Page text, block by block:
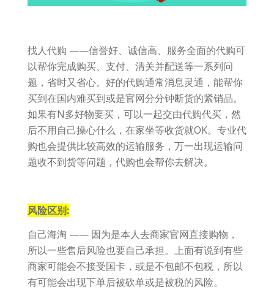
找人代购 ——信誉好、诚信高、服务全面的代购可
以帮你完成购买、支付、清关并配送等一系列问
题，省时又省心。好的代购通常消息灵通，能帮你
买到在国内难买到或是官网分分钟断货的紧销品。
如果有N多好物要买，可以一起交由代购代买，然
后不用自己操心什么，在家坐等收货就OK。专业代
购也会提供比较高效的运输服务，万一出现运输问
题收不到货等问题，代购也会帮你去解决。
风险区别:
自己海淘 —— 因为是本人去商家官网直接购物，
所以一些售后风险也要自己承担。上面有说到有些
商家可能会不接受国卡，或是不包邮不包税，所以
有可能会出现下单后被砍单或是被税的风险。